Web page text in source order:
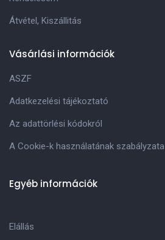
Átvétel, Kiszállitás
Vásárlási információk
ASZF
Adatkezelési tájékoztató
Az adattörlési kódokról
A Cookie-k használatának szabályzata
Egyéb információk
Elállás